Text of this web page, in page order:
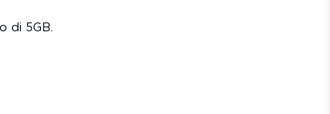
di 5GB.